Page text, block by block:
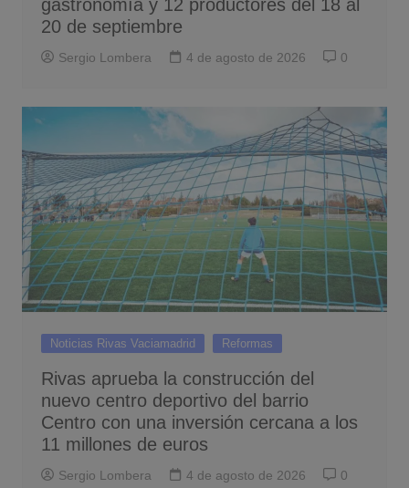
gastronomía y 12 productores del 18 al
20 de septiembre
Sergio Lombera 4 de agosto de 2026 0
Noticias Rivas Vaciamadrid Reformas
Rivas aprueba la construcción del
nuevo centro deportivo del barrio
Centro con una inversión cercana a los
11 millones de euros
Sergio Lombera 4 de agosto de 2026 0